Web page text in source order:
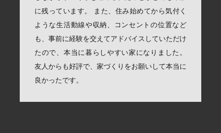
に残っています。 また、住み始めてから気付く
ような生活動線や収納、コンセントの位置など
も、事前に経験を交えてアドバイスしていただけ
たので、本当に暮らしやすい家になりました。
友人からも好評で、家づくりをお願いして本当に
良かったです。